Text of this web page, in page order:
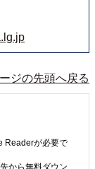
ジの先頭へ戻る
Readerが必要で
から無料ダウン